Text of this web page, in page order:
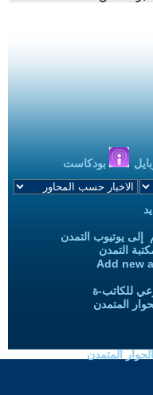
بودكاست
إلى يوتيوب التمدن
التمدن
Add new
للكاتب-ة
المتمدن
المتمدن